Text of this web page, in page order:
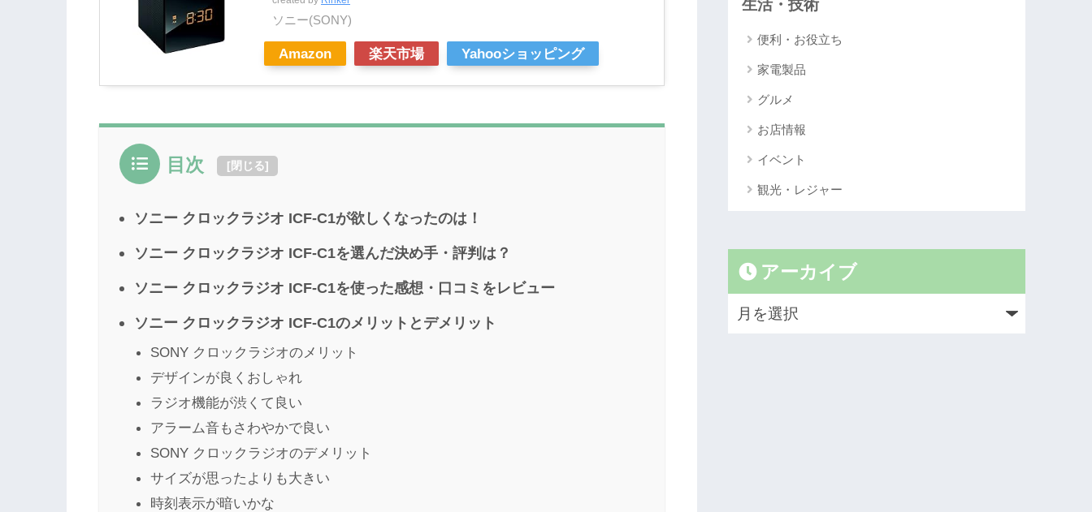
ソニー(SONY)
Amazon 楽天市場 Yahooショッピング
目次 [閉じる]
ソニー クロックラジオ ICF-C1が欲しくなったのは！
ソニー クロックラジオ ICF-C1を選んだ決め手・評判は？
ソニー クロックラジオ ICF-C1を使った感想・口コミをレビュー
ソニー クロックラジオ ICF-C1のメリットとデメリット
SONY クロックラジオのメリット
デザインが良くおしゃれ
ラジオ機能が渋くて良い
アラーム音もさわやかで良い
SONY クロックラジオのデメリット
サイズが思ったよりも大きい
時刻表示が暗いかな
生活・技術
便利・お役立ち
家電製品
グルメ
お店情報
イベント
観光・レジャー
アーカイブ